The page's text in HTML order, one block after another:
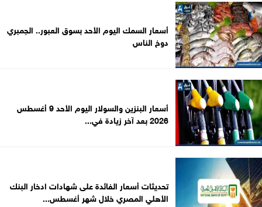
أسعار السمك اليوم الأحد بسوق العبور.. الجمبري
دوخ الناس
أسعار البنزين والسولار اليوم الأحد 9 أغسطس
2026 بعد آخر زيادة في...
تحديثات أسعار الفائدة على شهادات ادخار البنك
الأهلي المصري خلال شهر أغسطس...